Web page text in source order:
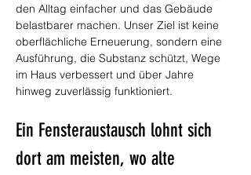
den Alltag einfacher und das Gebäude
belastbarer machen. Unser Ziel ist keine
oberflächliche Erneuerung, sondern eine
Ausführung, die Substanz schützt, Wege
im Haus verbessert und über Jahre
hinweg zuverlässig funktioniert.
Ein Fensteraustausch lohnt sich
dort am meisten, wo alte